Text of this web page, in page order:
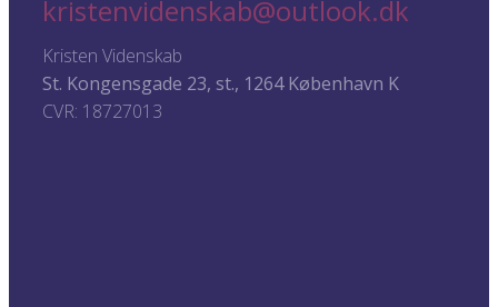
kristenvidenskab@outlook.dk
Kristen Videnskab
St. Kongensgade 23, st., 1264 København K
CVR: 18727013